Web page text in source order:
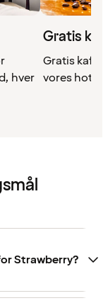
hver
Gratis
Gratis
vores
Strawberry?